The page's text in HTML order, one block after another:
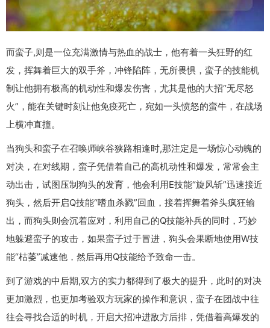
而蛮子,则是一位充满激情与热血的战士，他有着一头狂野的红
发，挥舞着巨大的双手斧，冲锋陷阵，无所畏惧，蛮子的技能机
制让他拥有极高的机动性和爆发伤害，尤其是他的大招“无尽怒
火”，能在关键时刻让他免疫死亡，宛如一头愤怒的蛮牛，在战场
上横冲直撞。
当狗头和蛮子在召唤师峡谷狭路相逢时,那注定是一场惊心动魄的
对决，在对线期，蛮子凭借着自己的高机动性和爆发，常常会主
动出击，试图压制狗头的发育，他会利用E技能“旋风斩”迅速接近
狗头，然后开启Q技能“嗜血杀戮”回血，接着挥舞着斧头疯狂输
出，而狗头则会沉着应对，利用自己的Q技能补兵的同时，巧妙
地躲避蛮子的攻击，如果蛮子过于冒进，狗头会果断地使用W技
能“枯萎”减速他，然后再用Q技能给予致命一击。
到了游戏的中后期,双方的实力都得到了极大的提升，此时的对决
更加激烈，也更加考验双方玩家的操作和意识，蛮子在团战中往
往会寻找合适的时机，开启大招冲进敌方后排，凭借着高爆发的